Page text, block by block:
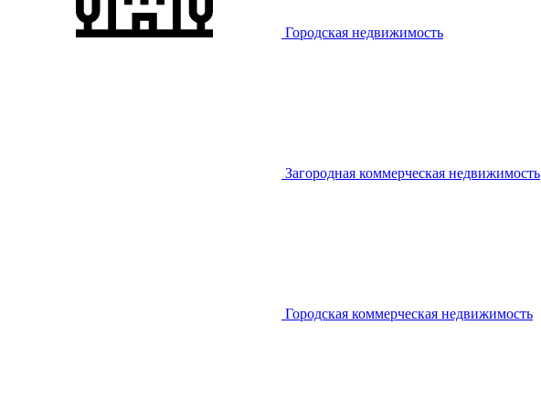
Городская недвижимость
Загородная коммерческая недвижимость
Городская коммерческая недвижимость